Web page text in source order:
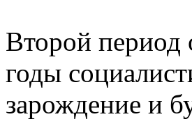
Второй период
годы
зарождение и